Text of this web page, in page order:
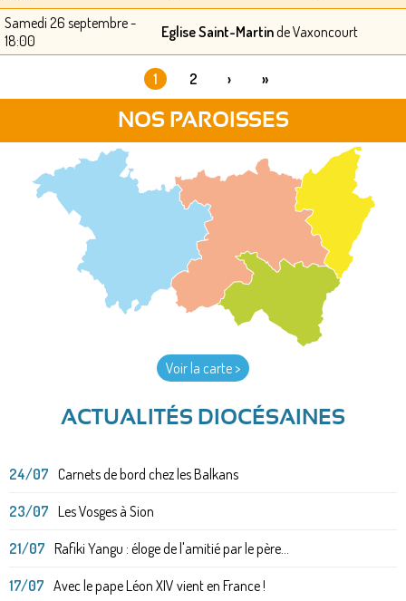
Samedi 26 septembre -
18:00
Eglise Saint-Martinde Vaxoncourt
1 2 › »
NOS PAROISSES
Voir la carte >
ACTUALITÉS DIOCÉSAINES
24/07 Carnets de bord chez les Balkans
23/07 Les Vosges à Sion
21/07 Rafiki Yangu : éloge de l'amitié par le père...
17/07 Avec le pape Léon XIV vient en France !